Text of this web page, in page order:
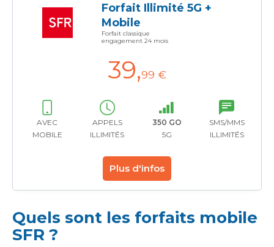
Forfait Illimité 5G +
Mobile
Forfait classique
engagement 24 mois
39,99 €
AVEC
MOBILE
APPELS
ILLIMITÉS
350 GO
5G
SMS/MMS
ILLIMITÉS
Plus d'infos
Quels sont les forfaits mobile
SFR ?